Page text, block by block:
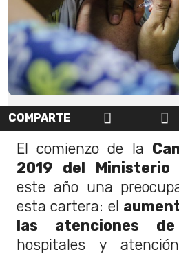
COMPARTE
El comienzo de la
2019 del Ministerio
este año una
esta cartera: el
las atenciones de
hospitales y